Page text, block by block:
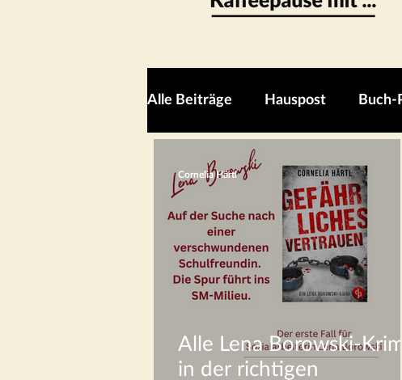
Alle Beiträge Hauspost Buch-
Alle Lena Borowski-
in der richtigen
Cornelia Härtl